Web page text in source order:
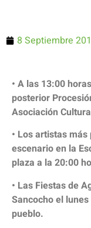
8 Septiembre
• A las 13:00
posterior
Asociación
• Los artistas
escenario en la
plaza a la 20:00
• Las Fiestas de
Sancocho el
pueblo.